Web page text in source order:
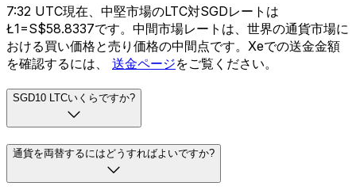
7:32 UTC現在、中堅市場のLTC対SGDレートは
Ł1=S$58.8337です。中間市場レートは、世界の通貨市場に
おける買い価格と売り価格の中間点です。Xeでの送金金額
を確認するには、 送金ページをご覧ください。
SGD10 LTCいくらですか?
通貨を両替するにはどうすればよいですか?